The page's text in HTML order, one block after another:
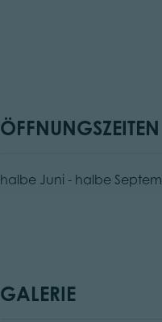
ÖFFNUNGSZEITEN
halbe Juni - halbe
GALERIE